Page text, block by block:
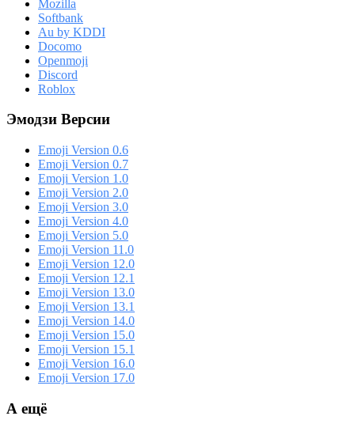
Mozilla
Softbank
Au by KDDI
Docomo
Openmoji
Discord
Roblox
Эмодзи Версии
Emoji Version 0.6
Emoji Version 0.7
Emoji Version 1.0
Emoji Version 2.0
Emoji Version 3.0
Emoji Version 4.0
Emoji Version 5.0
Emoji Version 11.0
Emoji Version 12.0
Emoji Version 12.1
Emoji Version 13.0
Emoji Version 13.1
Emoji Version 14.0
Emoji Version 15.0
Emoji Version 15.1
Emoji Version 16.0
Emoji Version 17.0
А ещё